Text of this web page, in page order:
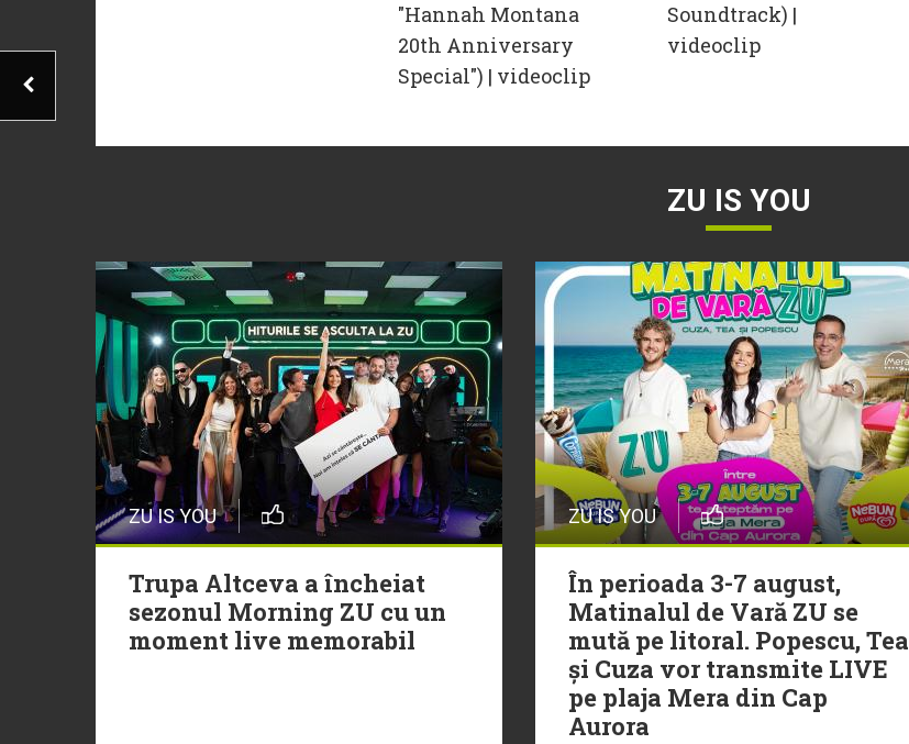
"Hannah Montana
20th Anniversary
Special") | videoclip
Soundtrack) |
videoclip
ZU IS YOU
ZU IS YOU
Trupa Altceva a încheiat
sezonul Morning ZU cu un
moment live memorabil
ZU IS YOU
În perioada 3-7 august,
Matinalul de Vară ZU se
mută pe litoral. Popescu, Tea
și Cuza vor transmite LIVE
pe plaja Mera din Cap
Aurora